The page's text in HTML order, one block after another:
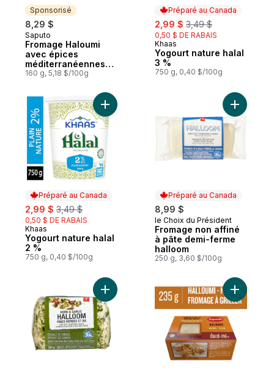
Sponsorisé
8,29 $
Sponsorisé
Saputo
Fromage Haloumi
avec épices
méditerranéennes
Doré-Mi
160 g, 5,18 $/100g
Préparé au Canada
sale:
2,99 $ , formerly:
3,49 $
0,50 $ DE RABAIS
Préparé au Canada
Khaas
Yogourt nature halal
3 %
750 g, 0,40 $/100g
Préparé au Canada
sale:
2,99 $ , formerly:
3,49 $
0,50 $ DE RABAIS
Préparé au Canada
Khaas
Yogourt nature halal
2 %
750 g, 0,40 $/100g
Ajouter Yogourt nature halal 2 % au
Préparé au Canada
8,99 $
Préparé au Canada
le Choix du Président
Fromage non affiné
à pâte demi-ferme
halloom
250 g, 3,60 $/100g
Ajouter
Ajouter Halloom aux fines herbes et à
Ajouter